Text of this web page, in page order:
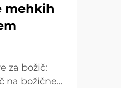
mehkih
za božič:
na božičnem